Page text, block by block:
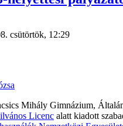
csütörtök, 12:29
Mihály Gimnázium,
Licenc alatt kiadott